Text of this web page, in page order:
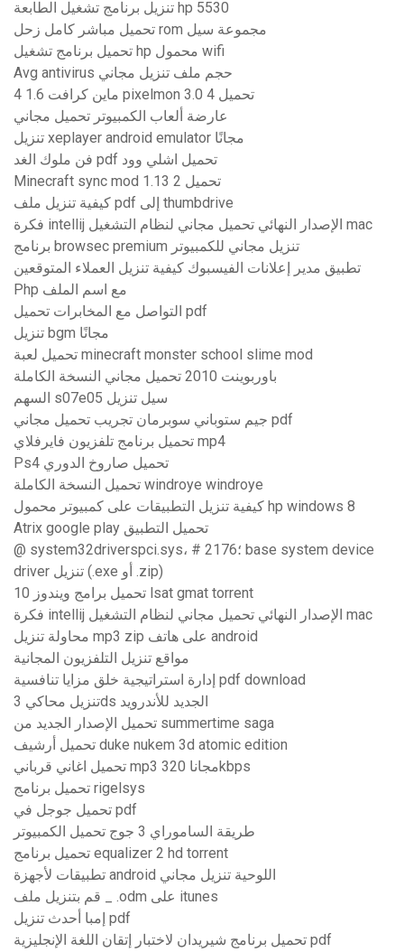
تنزيل برنامج تشغيل الطابعة hp 5530
تحميل مباشر كامل زحل rom مجموعة سيل
تحميل برنامج تشغيل hp محمول wifi
Avg antivirus حجم ملف تنزيل مجاني
ماين كرافت 1.6 4 pixelmon 3.0 4 تحميل
عارضة ألعاب الكمبيوتر تحميل مجاني
تنزيل xeplayer android emulator مجانًا
فن ملوك الغد pdf تحميل اشلي وود
Minecraft sync mod 1.13 2 تحميل
كيفية تنزيل ملف pdf إلى thumbdrive
فكرة intellij الإصدار النهائي تحميل مجاني لنظام التشغيل mac
برنامج browsec premium تنزيل مجاني للكمبيوتر
تطبيق مدير إعلانات الفيسبوك كيفية تنزيل العملاء المتوقعين
Php مع اسم الملف
التواصل مع المخابرات تحميل pdf
تنزيل bgm مجانًا
تحميل لعبة minecraft monster school slime mod
باوربوينت 2010 تحميل مجاني النسخة الكاملة
السهم s07e05 سيل تنزيل
جيم ستوباني سوبرمان تجريب تحميل مجاني pdf
تحميل برنامج تلفزيون فايرفلاي mp4
Ps4 تحميل صاروخ الدوري
تحميل النسخة الكاملة windroye windroye
كيفية تنزيل التطبيقات على كمبيوتر محمول hp windows 8
Atrix google play تحميل التطبيق
@ system32driverspci.sys، # 2176؛ base system device
driver تنزيل (.exe أو .zip)
تحميل برامج ويندوز 10 lsat gmat torrent
فكرة intellij الإصدار النهائي تحميل مجاني لنظام التشغيل mac
محاولة تنزيل mp3 zip على هاتف android
مواقع تنزيل التلفزيون المجانية
إدارة استراتيجية خلق مزايا تنافسية pdf download
تنزيل محاكي 3ds الجديد للأندرويد
تحميل الإصدار الجديد من summertime saga
تحميل أرشيف duke nukem 3d atomic edition
تحميل اغاني قرباني mp3 مجانا 320kbps
تحميل برنامج rigelsys
تحميل جوجل في pdf
طريقة الساموراي 3 جوج تحميل الكمبيوتر
تحميل برنامج equalizer 2 hd torrent
تطبيقات لأجهزة android اللوحية تنزيل مجاني
قم بتنزيل ملف _ .odm على itunes
إمبا أحدث تنزيل pdf
تحميل برنامج شيريدان لاختبار إتقان اللغة الإنجليزية pdf